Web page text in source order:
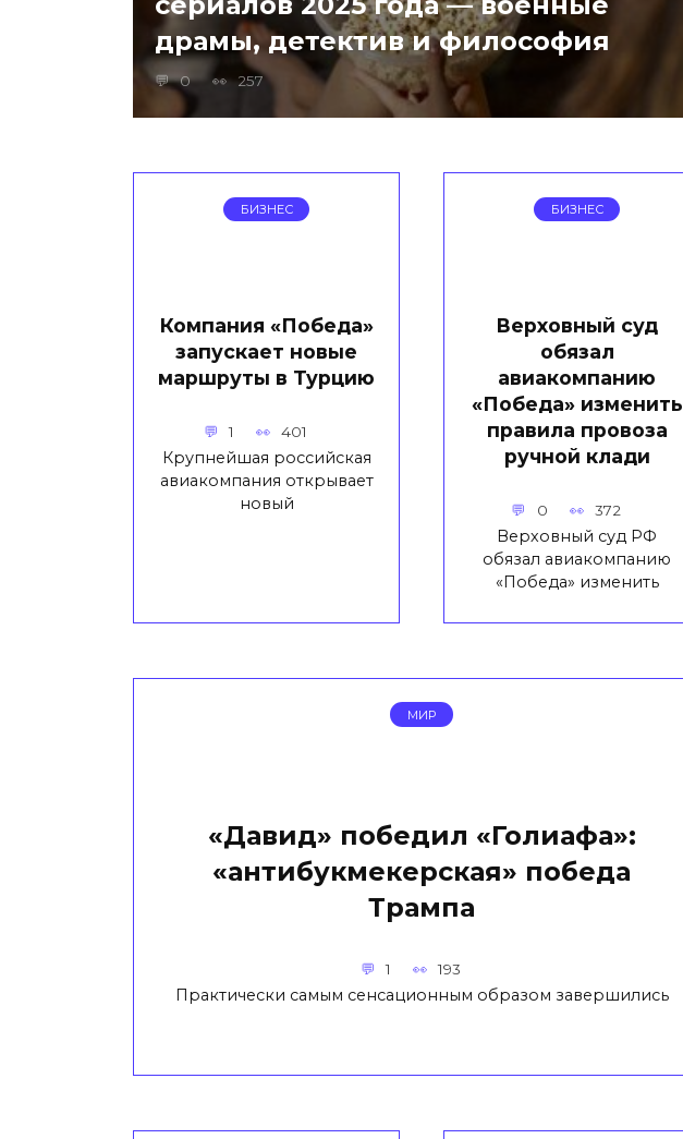
драмы, детектив и философия
0 257
БИЗНЕС
Компания «Победа»
запускает новые
маршруты в Турцию
1 401
Крупнейшая российская
авиакомпания открывает
новый
БИЗНЕС
Верховный суд
обязал
авиакомпанию
«Победа» изменить
правила провоза
ручной клади
0 372
Верховный суд РФ
обязал авиакомпанию
«Победа» изменить
МИР
«Давид» победил «Голиафа»:
«антибукмекерская» победа
Трампа
1 193
Практически самым сенсационным образом завершились